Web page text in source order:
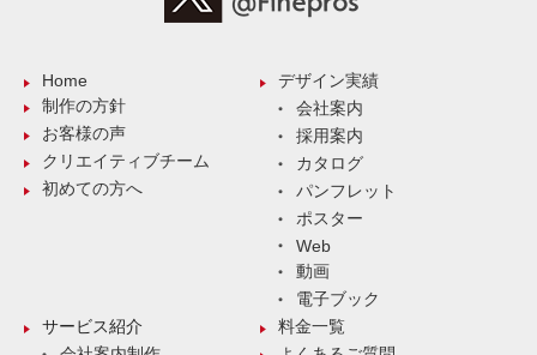
Home
制作の方針
お客様の声
クリエイティブチーム
初めての方へ
デザイン実績
会社案内
採用案内
カタログ
パンフレット
ポスター
Web
動画
電子ブック
サービス紹介
料金一覧